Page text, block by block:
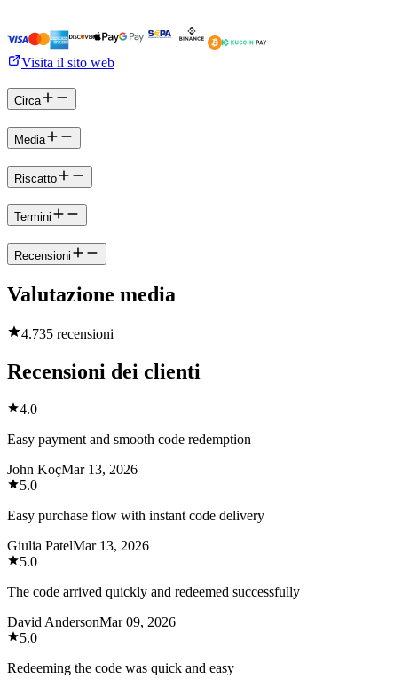
Visita il sito web
Circa
Media
Riscatto
Termini
Recensioni
Valutazione media
4.735 recensioni
Recensioni dei clienti
4.0
Easy payment and smooth code redemption
John KoçMar 13, 2026
5.0
Easy purchase flow with instant code delivery
Giulia PatelMar 13, 2026
5.0
The code arrived quickly and redeemed successfully
David AndersonMar 09, 2026
5.0
Redeeming the code was quick and easy